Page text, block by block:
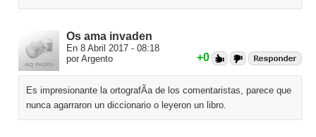
Os ama invaden
En 8 Abril 2017 - 08:18
por Argento
+0
Es impresionante la ortografÃ­a de los comentaristas, parece que
nunca agarraron un diccionario o leyeron un libro.